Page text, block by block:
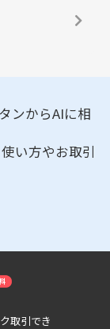
ンからAIに相
い方やお取引
取引でき